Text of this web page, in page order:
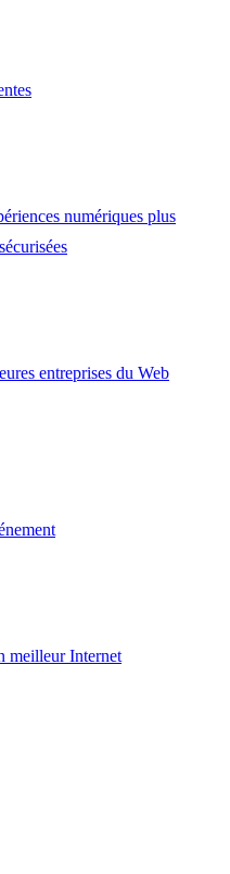
numériques plus
entreprises du Web
meilleur Internet